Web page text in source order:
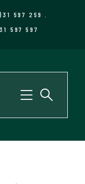
597 259
597 597